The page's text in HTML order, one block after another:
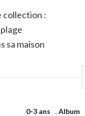
collection :
sa maison
0-3 ans , Album